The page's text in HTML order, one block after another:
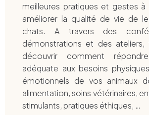
meilleures pratiques et gestes
améliorer la qualité de vie de
chats. A travers des
démonstrations et des ateliers,
découvrir comment
adéquate aux besoins
émotionnels de vos animaux
alimentation, soins vétérinaires,
stimulants, pratiques éthiques, …